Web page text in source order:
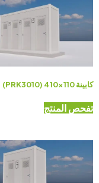
كابينة 110×410 (PRK3010)
تفحص المنتج